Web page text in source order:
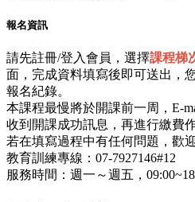
報名資訊
請先註冊/登入會員，選擇課程梯
面，完成資料填寫後即可送出，
報名紀錄。
本課程最慢將於開課前一周，E-
收到開課成功訊息，再進行繳費作
若在填寫過程中有任何問題，歡
教育訓練專線：07-7927146#12
服務時間：週一～週五，